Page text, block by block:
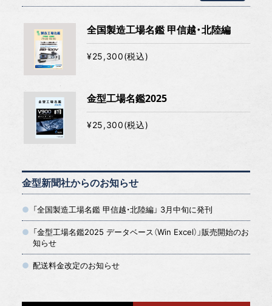
全国製造工場名鑑 甲信越・北陸編
¥25,300(税込)
金型工場名鑑2025
¥25,300(税込)
金型新聞社からのお知らせ
「全国製造工場名鑑 甲信越・北陸編」 3月中旬に発刊
「金型工場名鑑2025 データベース（Win Excel）」販売開始のお
知らせ
配送料金改定のお知らせ